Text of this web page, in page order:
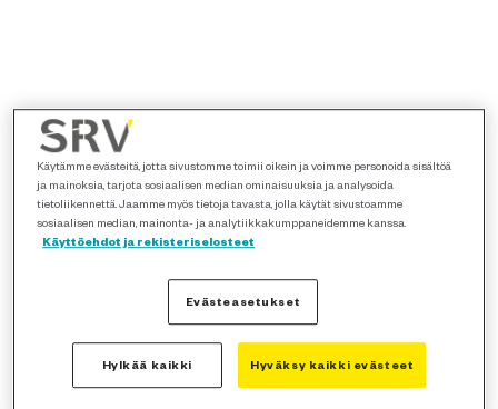
Käytämme evästeitä, jotta sivustomme toimii oikein ja voimme personoida sisältöä
ja mainoksia, tarjota sosiaalisen median ominaisuuksia ja analysoida
tietoliikennettä. Jaamme myös tietoja tavasta, jolla käytät sivustoamme
sosiaalisen median, mainonta- ja analytiikkakumppaneidemme kanssa.
Käyttöehdot ja rekisteriselosteet
Evästeasetukset
Hylkää kaikki Hyväksy kaikki evästeet